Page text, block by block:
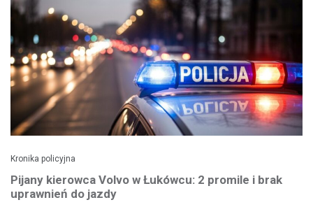
Kronika policyjna
Pijany kierowca Volvo w Łukówcu: 2 promile i brak
uprawnień do jazdy